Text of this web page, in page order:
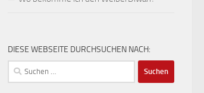
DIESE WEBSEITE DURCHSUCHEN NACH:
Suchen
nach: